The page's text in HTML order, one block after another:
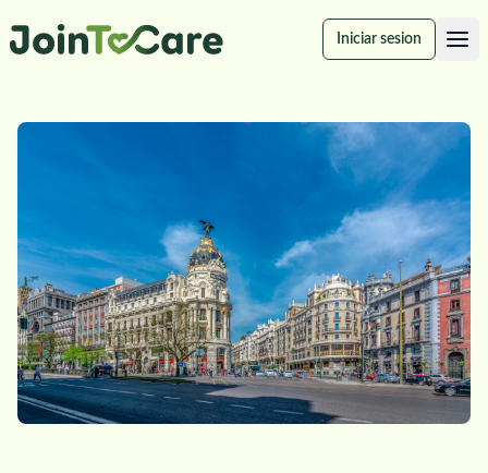
Iniciar sesion